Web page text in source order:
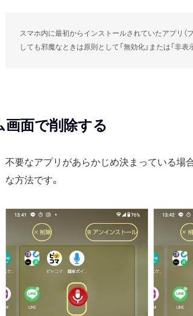
スマホ内に最初からインストールされていたアプリ（
しても邪魔なときは原則として「無効化」または「非表
画面で削除する
不要なアプリがあらかじめ決まっている場
な方法です。